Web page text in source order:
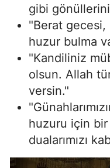
gibi
"Berat gecesi,
huzur bulma
"Kandiliniz
olsun. Allah
versin."
huzuru için bir
dualarımızı